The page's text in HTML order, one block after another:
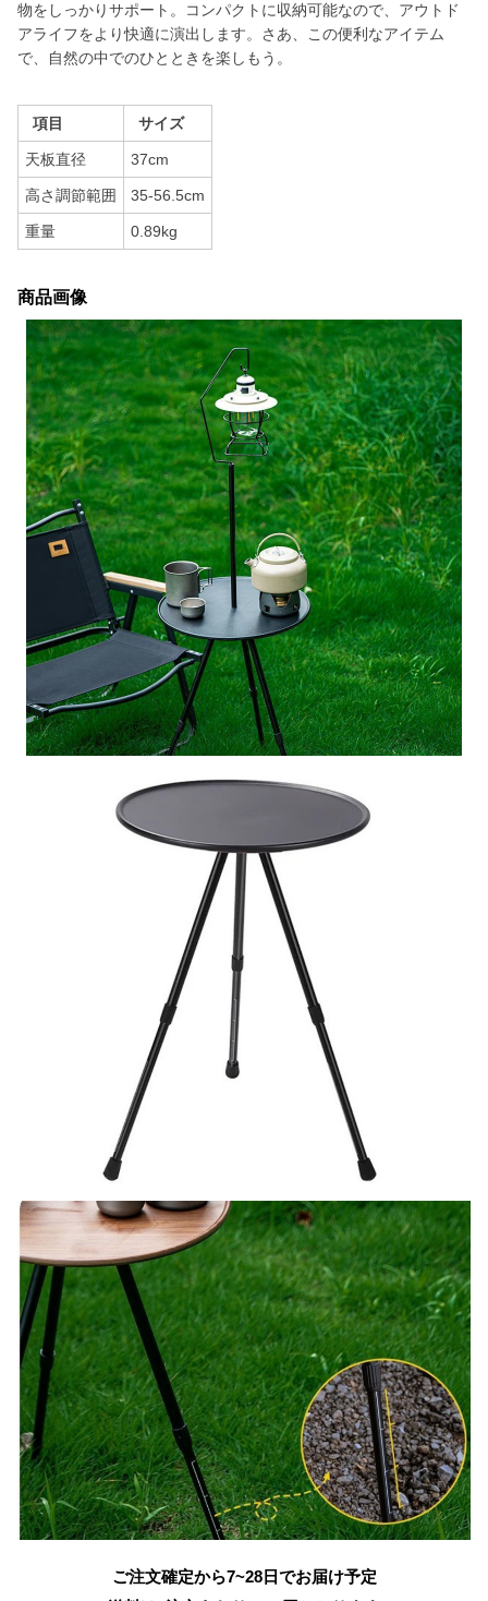
物をしっかりサポート。コンパクトに収納可能なので、アウトド
アライフをより快適に演出します。さあ、この便利なアイテム
で、自然の中でのひとときを楽しもう。
項目 サイズ
天板直径 37cm
高さ調節範囲 35-56.5cm
重量 0.89kg
商品画像
ご注文確定から7~28日でお届け予定